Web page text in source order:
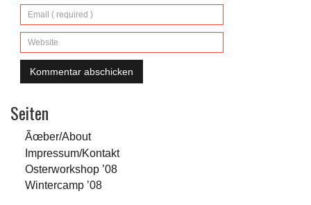
Seiten
Ãœber/About
Impressum/Kontakt
Osterworkshop ’08
Wintercamp ’08